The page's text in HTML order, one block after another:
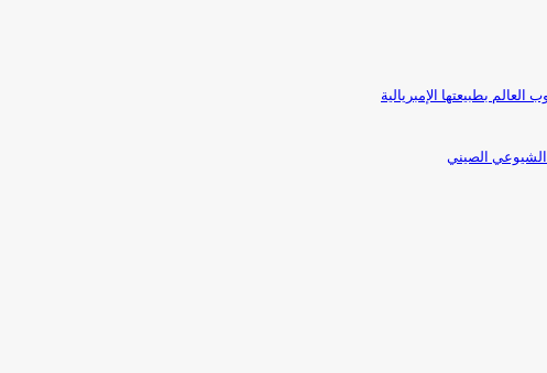
بطبيعتها الإمبريالية
الصيني